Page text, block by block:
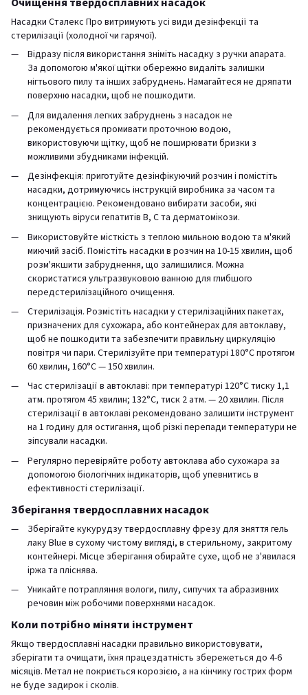
Насадки Сталекс Про витримують усі види дезінфекції та
стерилізації (холодної чи гарячої).
Відразу після використання зніміть насадку з ручки апарата.
За допомогою м'якої щітки обережно видаліть залишки
нігтьового пилу та інших забруднень. Намагайтеся не дряпати
поверхню насадки, щоб не пошкодити.
Для видалення легких забруднень з насадок не
рекомендується промивати проточною водою,
використовуючи щітку, щоб не поширювати бризки з
можливими збудниками інфекцій.
Дезінфекція: приготуйте дезінфікуючий розчин і помістіть
насадки, дотримуючись інструкцій виробника за часом та
концентрацією. Рекомендовано вибирати засоби, які
знищують віруси гепатитів В, С та дерматомікози.
Використовуйте місткість з теплою мильною водою та м'який
миючий засіб. Помістіть насадки в розчин на 10-15 хвилин, щоб
розм'якшити забруднення, що залишилися. Можна
скористатися ультразвуковою ванною для глибшого
передстерилізаційного очищення.
Стерилізація. Розмістіть насадки у стерилізаційних пакетах,
призначених для сухожара, або контейнерах для автоклаву,
щоб не пошкодити та забезпечити правильну циркуляцію
повітря чи пари. Стерилізуйте при температурі 180°C протягом
60 хвилин, 160°C — 150 хвилин.
Час стерилізації в автоклаві: при температурі 120°C тиску 1,1
атм. протягом 45 хвилин; 132°C, тиск 2 атм. — 20 хвилин. Після
стерилізації в автоклаві рекомендовано залишити інструмент
на 1 годину для остигання, щоб різкі перепади температури не
зіпсували насадки.
Регулярно перевіряйте роботу автоклава або сухожара за
допомогою біологічних індикаторів, щоб упевнитись в
ефективності стерилізації.
Зберігання твердосплавних насадок
Зберігайте кукурудзу твердосплавну фрезу для зняття гель
лаку Blue в сухому чистому вигляді, в стерильному, закритому
контейнері. Місце зберігання обирайте сухе, щоб не з'явилася
іржа та пліснява.
Уникайте потрапляння вологи, пилу, сипучих та абразивних
речовин між робочими поверхнями насадок.
Коли потрібно міняти інструмент
Якщо твердосплавні насадки правильно використовувати,
зберігати та очищати, їхня працездатність збережеться до 4-6
місяців. Метал не покриється корозією, а на кінчику гострих форм
не буде задирок і сколів.